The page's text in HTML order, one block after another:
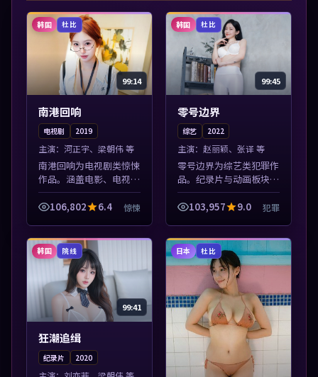
韩国 杜比
99:14
南港回响
电视剧 2019
主演： 河正宇、梁朝伟 等
南港回响为电视剧类惊悚
作品。涵盖电影、电视剧
与综艺节目，国产精品与
海外佳作并陈，免费在线
凑，值得加入...
106,802 6.4 惊悚
韩国 杜比
99:45
零号边界
综艺 2022
主演： 赵丽颖、张译 等
零号边界为综艺类犯罪作
品。纪录片与动画板块同
步更新，亚洲影视一站式
导览，支持关键词检索片
凑，值得加入片...
103,957 9.0 犯罪
韩国 院线
99:41
狂潮追缉
纪录片 2020
日本 杜比